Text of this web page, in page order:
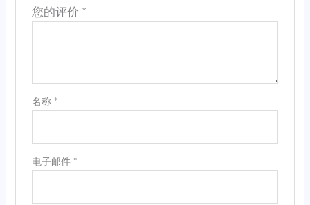
您的评价 *
名称 *
电子邮件 *